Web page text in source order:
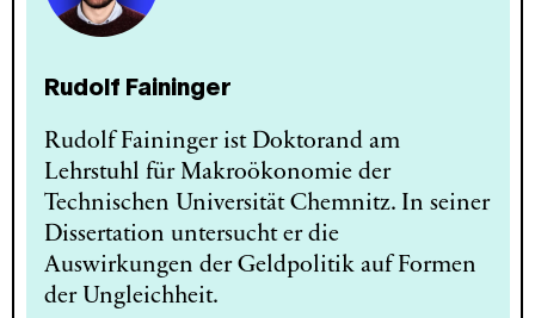
Rudolf Faininger
Rudolf Faininger ist Doktorand am
Lehrstuhl für Makroökonomie der
Technischen Universität Chemnitz. In seiner
Dissertation untersucht er die
Auswirkungen der Geldpolitik auf Formen
der Ungleichheit.